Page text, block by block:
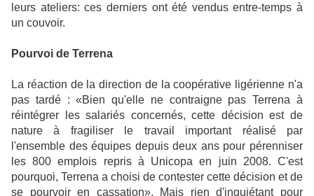
leurs ateliers: ces derniers ont été vendus entre-temps à
un couvoir.
Pourvoi de Terrena
La réaction de la direction de la coopérative ligérienne n'a
pas tardé : «Bien qu'elle ne contraigne pas Terrena à
réintégrer les salariés concernés, cette décision est de
nature à fragiliser le travail important réalisé par
l'ensemble des équipes depuis deux ans pour pérenniser
les 800 emplois repris à Unicopa en juin 2008. C'est
pourquoi, Terrena a choisi de contester cette décision et de
se pourvoir en cassation». Mais rien d'inquiétant pour